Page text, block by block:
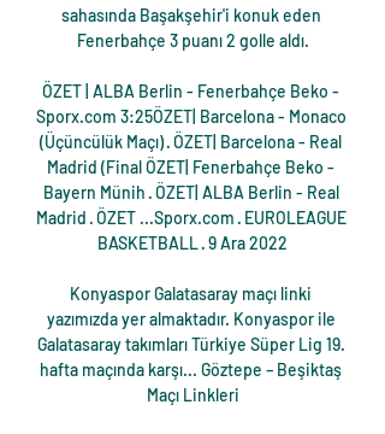
sahasında Başakşehir'i konuk eden
Fenerbahçe 3 puanı 2 golle aldı.
ÖZET | ALBA Berlin - Fenerbahçe Beko -
Sporx.com 3:25ÖZET| Barcelona - Monaco
(Üçüncülük Maçı) · ÖZET| Barcelona - Real
Madrid (Final ÖZET| Fenerbahçe Beko -
Bayern Münih · ÖZET| ALBA Berlin - Real
Madrid · ÖZET ...Sporx.com · EUROLEAGUE
BASKETBALL · 9 Ara 2022
Konyaspor Galatasaray maçı linki
yazımızda yer almaktadır. Konyaspor ile
Galatasaray takımları Türkiye Süper Lig 19.
hafta maçında karşı... Göztepe – Beşiktaş
Maçı Linkleri